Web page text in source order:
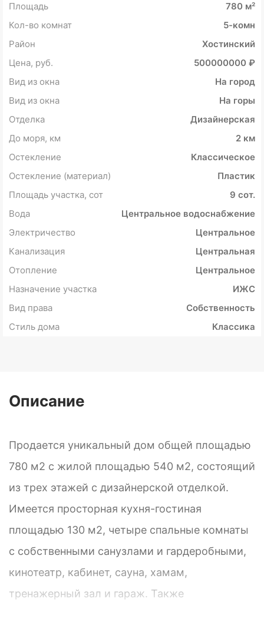
Площадь
780 м²
Кол-во комнат
5-комн
Район
Хостинский
Цена, руб.
500000000 ₽
Вид из окна
На город
Вид из окна
На горы
Отделка
Дизайнерская
До моря, км
2 км
Остекление
Классическое
Остекление (материал)
Пластик
Площадь участка, сот
9 сот.
Вода
Центральное водоснабжение
Электричество
Центральное
Канализация
Центральная
Отопление
Центральное
Назначение участка
ИЖС
Вид права
Собственность
Стиль дома
Классика
Описание
Продается уникальный дом общей площадью
780 м2 с жилой площадью 540 м2, состоящий
из трех этажей с дизайнерской отделкой.
Имеется просторная кухня-гостиная
площадью 130 м2, четыре спальные комнаты
с собственными санузлами и гардеробными,
кинотеатр, кабинет, сауна, хамам,
тренажерный зал и гараж. Также